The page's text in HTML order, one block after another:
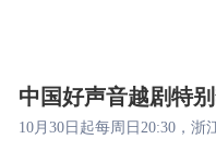
中国好声音越剧特
10月30日起每周日20:30，浙